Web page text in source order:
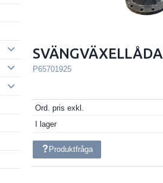
SVÄNGVÄXELLÅDA
P65701925
Ord. pris exkl.
I lager
Produktfråga